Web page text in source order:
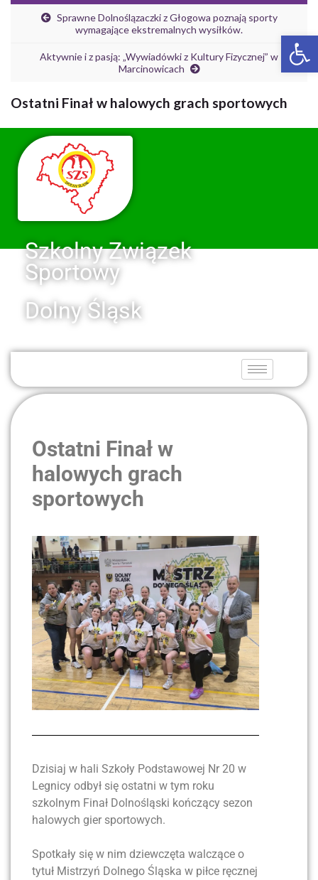
Sprawne Dolnoślązaczki z Głogowa poznają sporty
wymagające ekstremalnych wysiłków.
Aktywnie i z pasją: „Wywiadówki z Kultury Fizycznej” w
Marcinowicach
Ostatni Finał w halowych grach sportowych
Szkolny Związek
Sportowy
Dolny Śląsk
Ostatni Finał w
halowych grach
sportowych
Dzisiaj w hali Szkoły Podstawowej Nr 20 w
Legnicy odbył się ostatni w tym roku
szkolnym Finał Dolnośląski kończący sezon
halowych gier sportowych.
Spotkały się w nim dziewczęta walczące o
tytuł Mistrzyń Dolnego Śląska w piłce ręcznej